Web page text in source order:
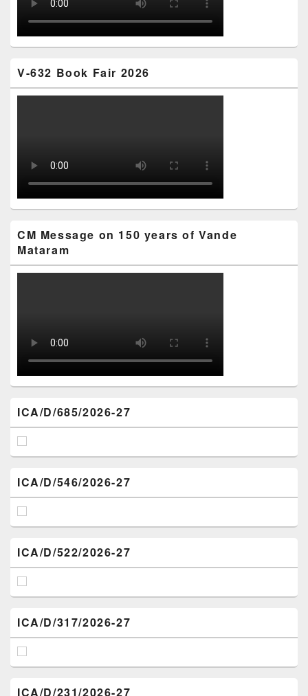
V-632 Book Fair 2026
CM Message on 150 years of Vande
Mataram
ICA/D/685/2026-27
ICA/D/546/2026-27
ICA/D/522/2026-27
ICA/D/317/2026-27
ICA/D/231/2026-27